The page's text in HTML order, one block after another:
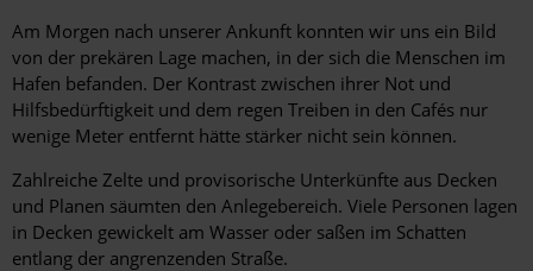
Am Morgen nach unserer Ankunft konnten wir uns ein Bild
von der prekären Lage machen, in der sich die Menschen im
Hafen befanden. Der Kontrast zwischen ihrer Not und
Hilfsbedürftigkeit und dem regen Treiben in den Cafés nur
wenige Meter entfernt hätte stärker nicht sein können.
Zahlreiche Zelte und provisorische Unterkünfte aus Decken
und Planen säumten den Anlegebereich. Viele Personen lagen
in Decken gewickelt am Wasser oder saßen im Schatten
entlang der angrenzenden Straße.